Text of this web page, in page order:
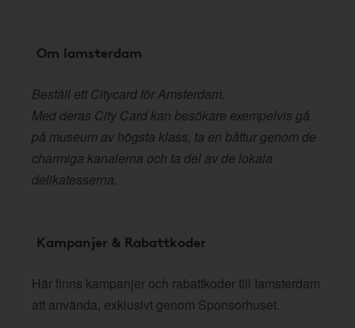
Om Iamsterdam
Beställ ett Citycard för Amsterdam.
Med deras City Card kan besökare exempelvis gå
på museum av högsta klass, ta en båttur genom de
charmiga kanalerna och ta del av de lokala
delikatesserna.
Kampanjer & Rabattkoder
Här finns kampanjer och rabattkoder till Iamsterdam
att använda, exklusivt genom Sponsorhuset.